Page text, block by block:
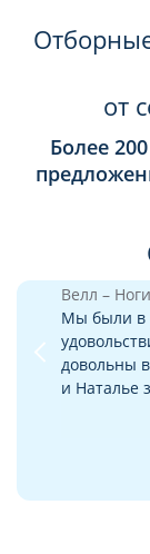
от
Более
Велл –
Мы были в
довольны
и Наталье
Previous